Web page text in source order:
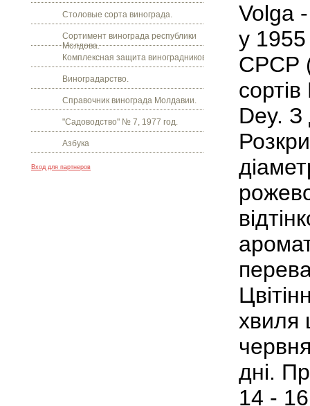
Столовые сорта винограда.
Сортимент винограда республики
Молдова.
Комплексная защита виноградников.
Виноградарство.
Справочник винограда Молдавии.
"Садоводство" № 7, 1977 год.
Азбука
Вход для партнеров
Volga
у 1955
СРСР
Dey. З
хвиля
дні.
14 -